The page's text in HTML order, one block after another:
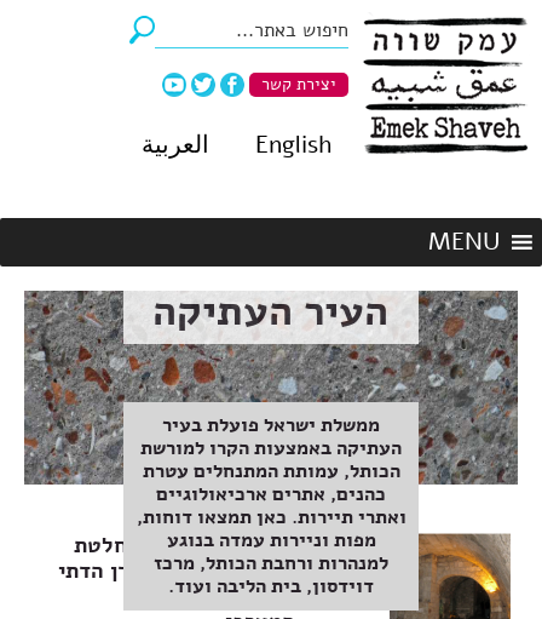
יצירת קשר
English العربية
העיר העתיקה
ממשלת ישראל פועלת בעיר
העתיקה באמצעות הקרו למורשת
הכותל, עמותת המתנחלים עטרת
כהנים, אתרים ארכיאולוגיים
ואתרי תיירות. כאן תמצאו דוחות,
מפות וניירות עמדה בנוגע
למנהרות ורחבת הכותל, מרכז
דוידסון, בית הליבה ועוד.
הודעה לעיתונות החלטת
בג"צ בעתירת מעמדן הדתי
של מנהרות הכותל